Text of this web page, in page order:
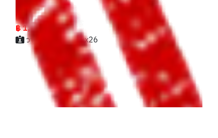
ราคา
฿ 1,280,000
วาลินน์ / 062xxxxx26